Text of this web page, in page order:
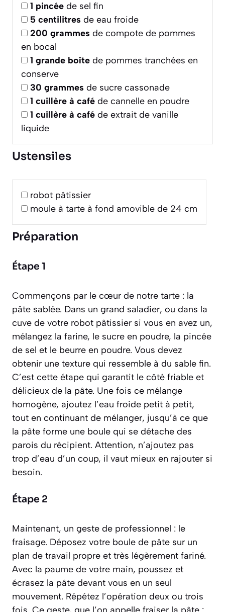
1 pincée de sel fin
5 centilitres de eau froide
200 grammes de compote de pommes
en bocal
1 grande boîte de pommes tranchées en
conserve
30 grammes de sucre cassonade
1 cuillère à café de cannelle en poudre
1 cuillère à café de extrait de vanille
liquide
Ustensiles
robot pâtissier
moule à tarte à fond amovible de 24 cm
Préparation
Étape 1
Commençons par le cœur de notre tarte : la
pâte sablée. Dans un grand saladier, ou dans la
cuve de votre robot pâtissier si vous en avez un,
mélangez la farine, le sucre en poudre, la pincée
de sel et le beurre en poudre. Vous devez
obtenir une texture qui ressemble à du sable fin.
C’est cette étape qui garantit le côté friable et
délicieux de la pâte. Une fois ce mélange
homogène, ajoutez l’eau froide petit à petit,
tout en continuant de mélanger, jusqu’à ce que
la pâte forme une boule qui se détache des
parois du récipient. Attention, n’ajoutez pas
trop d’eau d’un coup, il vaut mieux en rajouter si
besoin.
Étape 2
Maintenant, un geste de professionnel : le
fraisage. Déposez votre boule de pâte sur un
plan de travail propre et très légèrement fariné.
Avec la paume de votre main, poussez et
écrasez la pâte devant vous en un seul
mouvement. Répétez l’opération deux ou trois